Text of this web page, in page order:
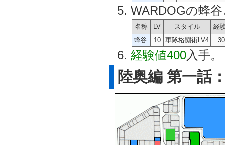
WARDOGの蜂
名称 LV スタイル
経
蜂谷
10 軍隊格闘術LV4
経験値400入手。
陸奥編 第一話